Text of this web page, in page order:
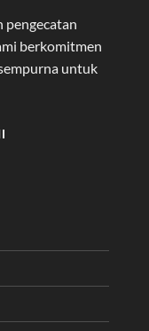
pengecatan
berkomitmen
untuk